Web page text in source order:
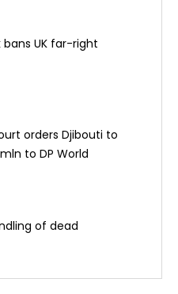
bans UK far-right
orders Djibouti to
to DP World
of dead